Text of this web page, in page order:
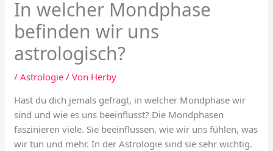
In welcher Mondphase
befinden wir uns
astrologisch?
/Astrologie / Von Herby
Hast du dich jemals gefragt, in welcher Mondphase wir
sind und wie es uns beeinflusst? Die Mondphasen
faszinieren viele. Sie beeinflussen, wie wir uns fühlen, was
wir tun und mehr. In der Astrologie sind sie sehr wichtig.